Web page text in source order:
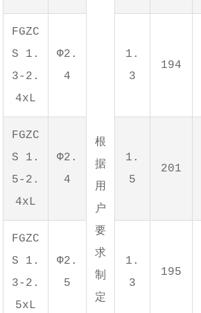
根
据
用
户
要
求
制
定
FGZC
S 1.
3-2.
4xL
Φ2.
4
1.
3
194
FGZC
S 1.
5-2.
4xL
Φ2.
4
1.
5
201
FGZC
S 1.
3-2.
5xL
Φ2.
5
1.
3
195